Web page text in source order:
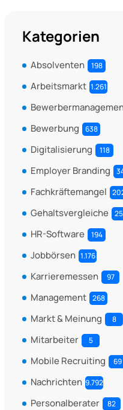
Kategorien
Absolventen 198
Arbeitsmarkt 1.261
Bewerbung 638
Digitalisierung 118
Employer Branding
Fachkräftemangel
Gehaltsvergleiche
HR-Software 194
Jobbörsen 1.176
Karrieremessen 97
Management 268
Markt & Meinung 8
Mitarbeiter 5
Mobile Recruiting 69
Nachrichten 9.792
Personalberater 82